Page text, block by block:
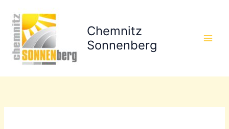
Inhalt
springen
Chemnitz
Sonnenberg